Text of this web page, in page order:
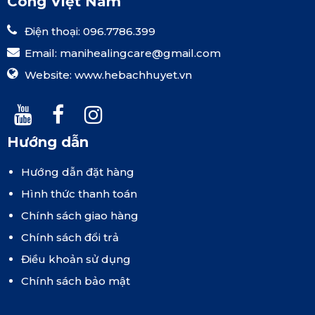
Điện thoại: 096.7786.399
Email: manihealingcare@gmail.com
Website: www.hebachhuyet.vn
Hướng dẫn
Hướng dẫn đặt hàng
Hình thức thanh toán
Chính sách giao hàng
Chính sách đổi trả
Điều khoản sử dụng
Chính sách bảo mật